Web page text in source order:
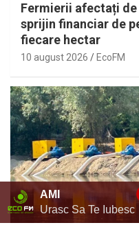
Fermierii afectați
sprijin financiar de
fiecare hectar
10 august 2026 EcoFM
AMI
Urasc Sa Te Iubesc